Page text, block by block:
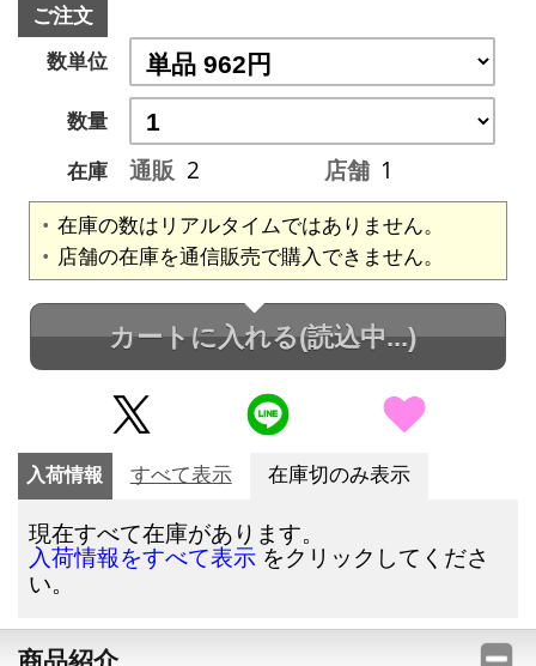
ご注文
数単位
数量
在庫
通販 2 店舗 1
在庫の数はリアルタイムではありません。
店舗の在庫を通信販売で購入できません。
カートに入れる(読込中...)
入荷情報 すべて表示 在庫切のみ表示
現在すべて在庫があります。
入荷情報をすべて表示 をクリックしてくださ
い。